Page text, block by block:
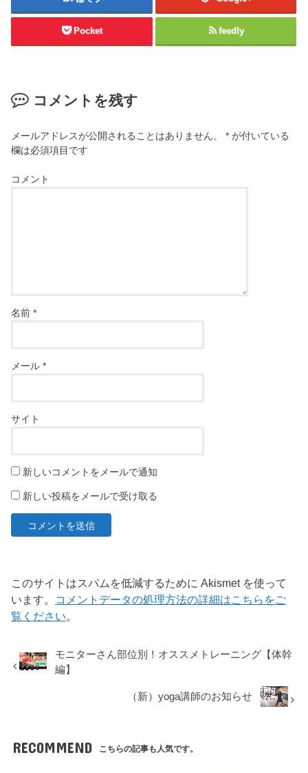
Pocket feedly
コメントを残す
メールアドレスが公開されることはありません。 * が付いている
欄は必須項目です
コメント
名前*
メール*
サイト
新しいコメントをメールで通知
新しい投稿をメールで受け取る
このサイトはスパムを低減するために Akismet を使って
います。 コメントデータの処理方法の詳細はこちらをご
覧ください。
モニターさん部位別！オススメトレーニング【体幹
編】
（新）yoga講師のお知らせ
RECOMMEND こちらの記事も人気です。